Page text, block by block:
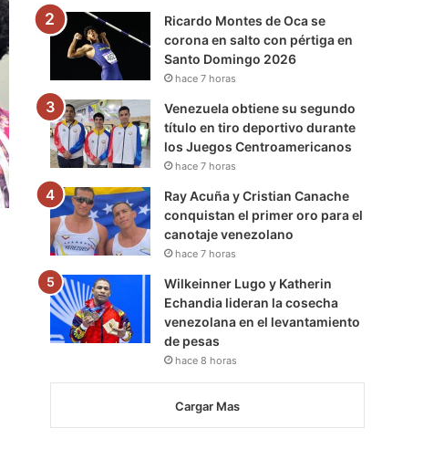
Ricardo Montes de Oca se
corona en salto con pértiga en
Santo Domingo 2026
hace 7 horas
Venezuela obtiene su segundo
título en tiro deportivo durante
los Juegos Centroamericanos
hace 7 horas
Ray Acuña y Cristian Canache
conquistan el primer oro para el
canotaje venezolano
hace 7 horas
Wilkeinner Lugo y Katherin
Echandia lideran la cosecha
venezolana en el levantamiento
de pesas
hace 8 horas
Cargar Mas